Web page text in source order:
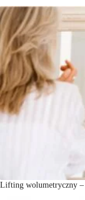
Lifting wolumetryczny –